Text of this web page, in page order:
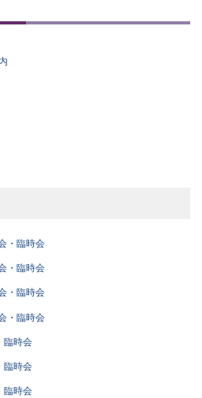
・臨時会
・臨時会
・臨時会
・臨時会
臨時会
臨時会
臨時会